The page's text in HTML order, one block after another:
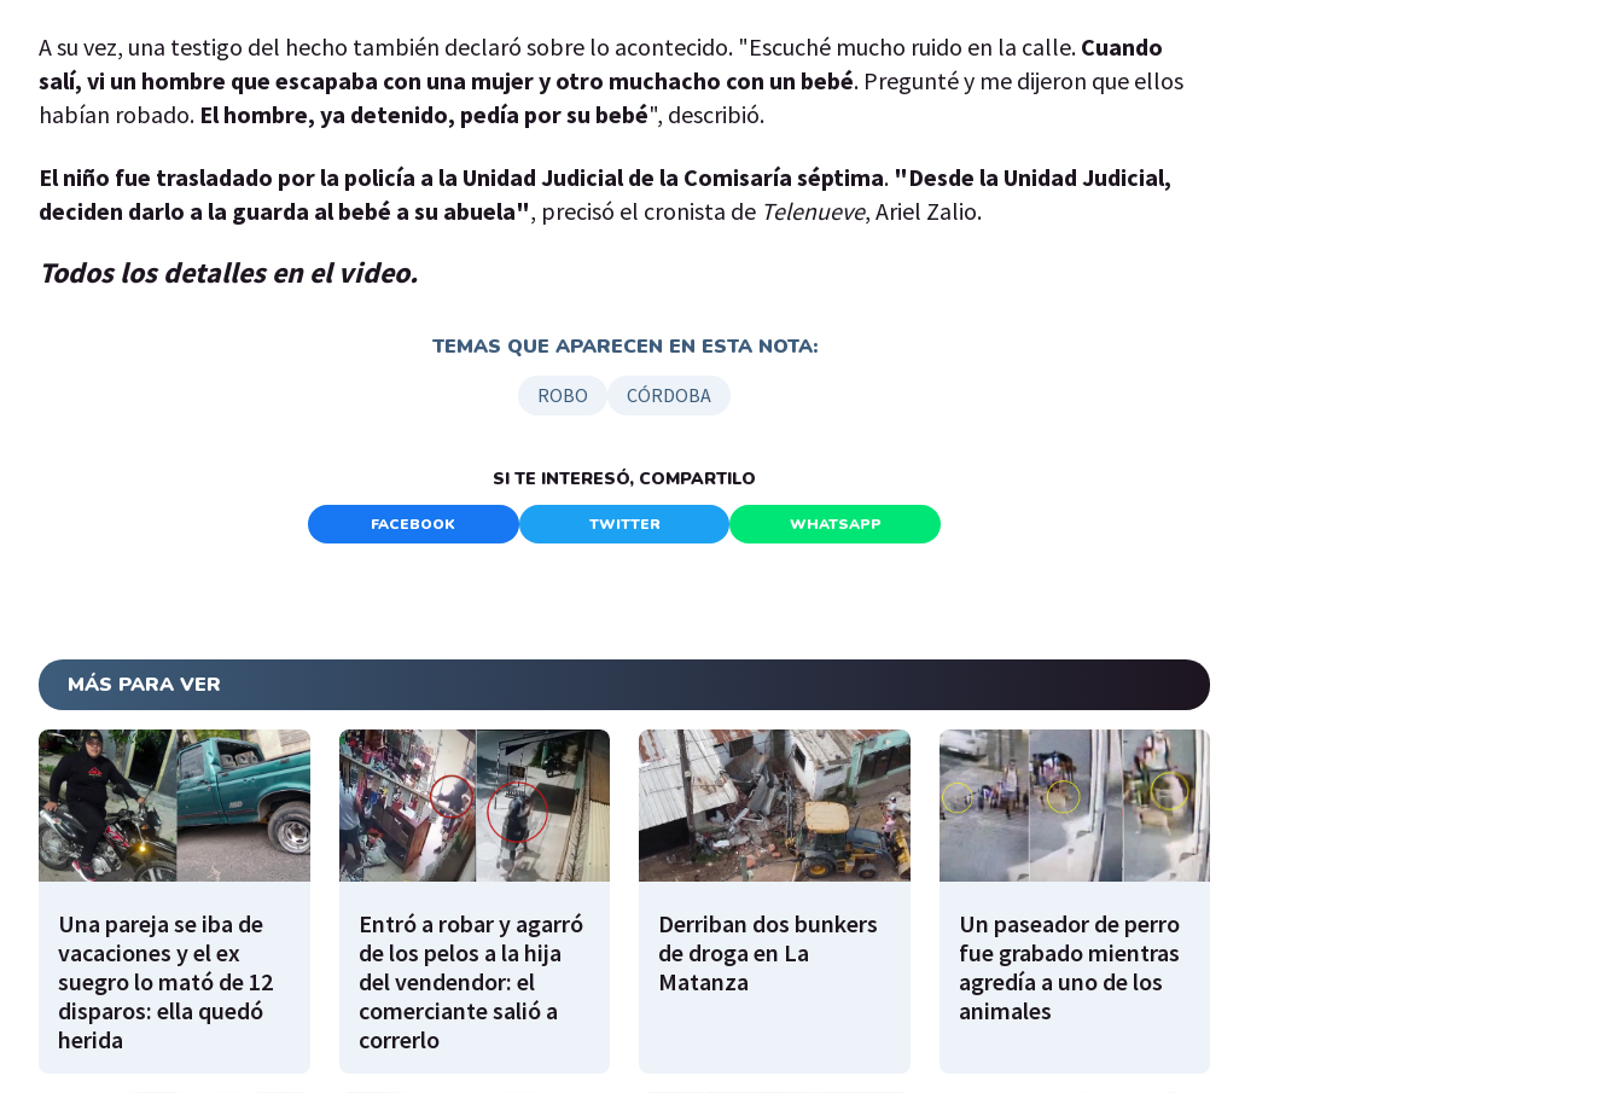
A su vez, una testigo del hecho también declaró sobre lo acontecido. "Escuché mucho ruido en la calle. Cuando
salí, vi un hombre que escapaba con una mujer y otro muchacho con un bebé. Pregunté y me dijeron que ellos
habían robado. El hombre, ya detenido, pedía por su bebé", describió.
El niño fue trasladado por la policía a la Unidad Judicial de la Comisaría séptima. "Desde la Unidad Judicial,
deciden darlo a la guarda al bebé a su abuela", precisó el cronista de Telenueve, Ariel Zalio.
Todos los detalles en el video.
TEMAS QUE APARECEN EN ESTA NOTA:
ROBO CÓRDOBA
SI TE INTERESÓ, COMPARTILO
FACEBOOK TWITTER WHATSAPP
MÁS PARA VER
Una pareja se iba de
vacaciones y el ex
suegro lo mató de 12
disparos: ella quedó
herida
Entró a robar y agarró
de los pelos a la hija
del vendendor: el
comerciante salió a
correrlo
Derriban dos bunkers
de droga en La
Matanza
Un paseador de perro
fue grabado mientras
agredía a uno de los
animales